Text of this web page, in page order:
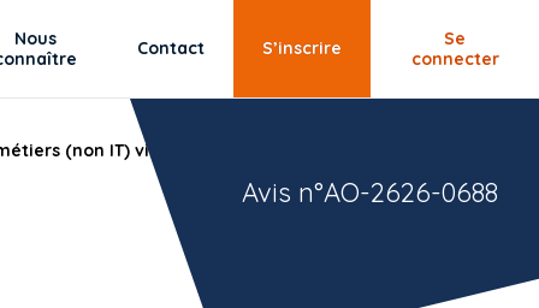
Nous
Contact S’inscrire
Se
connecter
(non IT) via une plateforme numérique.
Avis n°AO-2626-0688